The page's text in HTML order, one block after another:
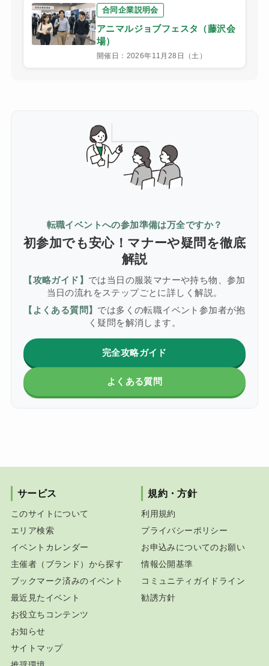
合同企業説明会
アニマルジョブフェスタ（藤沢会
場）
開催日：2026年11月28日（土）
転職イベントへの参加準備は万全ですか？
初参加でも安心！マナーや疑問を徹底
解説
【攻略ガイド】 では当日の服装マナーや持ち物、参加
当日の流れをステップごとに詳しく解説。
【よくある質問】 では多くの転職イベント参加者が抱
く疑問を解消します。
完全攻略ガイド
よくある質問
サービス
このサイトについて
エリア検索
イベントカレンダー
主催者（ブランド）から探す
ブックマーク済みのイベント
最近見たイベント
お役立ちコンテンツ
お知らせ
サイトマップ
規約・方針
利用規約
プライバシーポリシー
お申込みについてのお願い
情報公開基準
コミュニティガイドライン
勧誘方針